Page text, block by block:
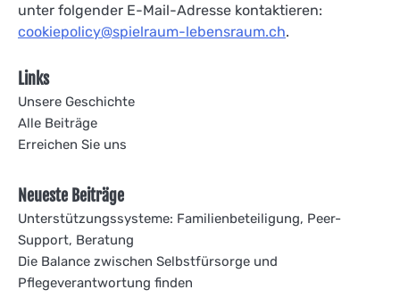
unter folgender E-Mail-Adresse kontaktieren:
cookiepolicy@spielraum-lebensraum.ch.
Links
Unsere Geschichte
Alle Beiträge
Erreichen Sie uns
Neueste Beiträge
Unterstützungssysteme: Familienbeteiligung, Peer-
Support, Beratung
Die Balance zwischen Selbstfürsorge und
Pflegeverantwortung finden